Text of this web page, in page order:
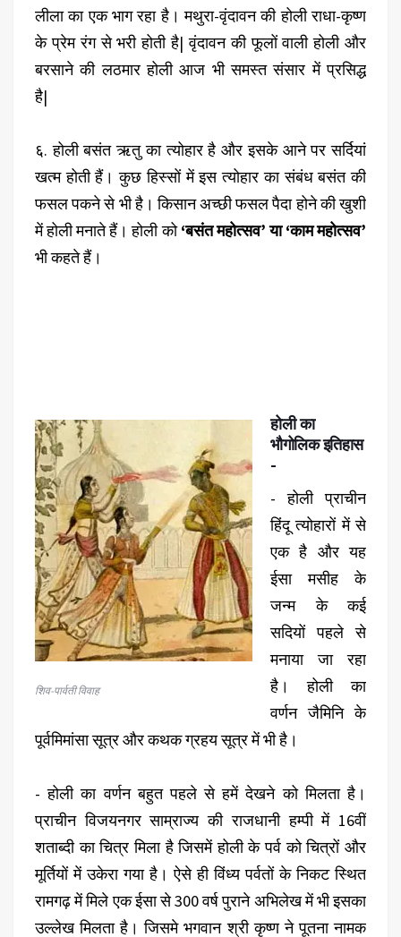
लीला का एक भाग रहा है। मथुरा-वृंदावन की होली राधा-कृष्ण
के प्रेम रंग से भरी होती है| वृंदावन की फूलों वाली होली और
बरसाने की लठमार होली आज भी समस्त संसार में प्रसिद्ध
है|
६. होली बसंत ऋतु का त्योहार है और इसके आने पर सर्दियां
खत्म होती हैं। कुछ हिस्सों में इस त्योहार का संबंध बसंत की
फसल पकने से भी है। किसान अच्छी फसल पैदा होने की खुशी
में होली मनाते हैं। होली को‘बसंत महोत्सव’ या ‘काम महोत्सव’
भी कहते हैं।
शिव-पार्वती विवाह
होली का
भौगोलिक इतिहास
-
- होली प्राचीन
हिंदू त्योहारों में से
एक है और यह
ईसा मसीह के
जन्म के कई
सदियों पहले से
मनाया जा रहा
है। होली का
वर्णन जैमिनि के
पूर्वमिमांसा सूत्र और कथक ग्रहय सूत्र में भी है।
- होली का वर्णन बहुत पहले से हमें देखने को मिलता है।
प्राचीन विजयनगर साम्राज्य की राजधानी हम्पी में 16वीं
शताब्दी का चित्र मिला है जिसमें होली के पर्व को चित्रों और
मूर्तियों में उकेरा गया है। ऐसे ही विंध्य पर्वतों के निकट स्थित
रामगढ़ में मिले एक ईसा से 300 वर्ष पुराने अभिलेख में भी इसका
उल्लेख मिलता है। जिसमे भगवान श्री कृष्ण ने पूतना नामक